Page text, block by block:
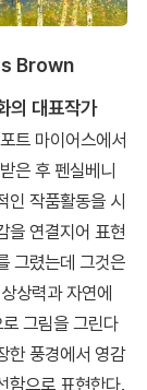
Brown
의 대표작가
트 마이어스에서
은 후 펜실베니
인 작품활동을 시
을 연결지어 표현
그렸는데 그것은
상력과 자연에
그림을 그린다
한 풍경에서 영감
함으로 표현한다.